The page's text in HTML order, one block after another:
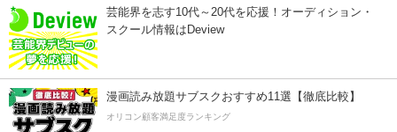
芸能界を志す10代～20代を応援！オーディション・
スクール情報はDeview
漫画読み放題サブスクおすすめ11選【徹底比較】
オリコン顧客満足度ランキング